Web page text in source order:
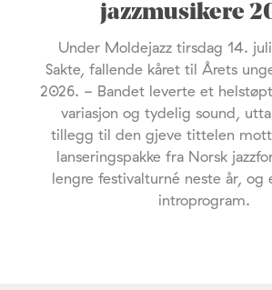
jazzmusikere
Under Moldejazz tirsdag 14.
Sakte, fallende kåret til Årets
2026. - Bandet leverte et
variasjon og tydelig sound,
tillegg til den gjeve tittelen
lanseringspakke fra Norsk
lengre festivalturné neste år,
introprogram.